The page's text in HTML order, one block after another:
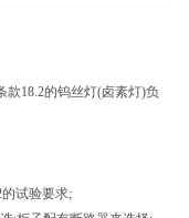
款18.2的钨丝灯(卤素灯)负
的试验要求;